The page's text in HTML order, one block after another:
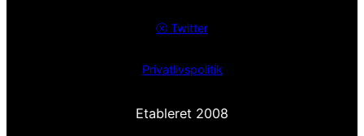
ⓧ Twitter
Privatlivspolitik
Etableret 2008